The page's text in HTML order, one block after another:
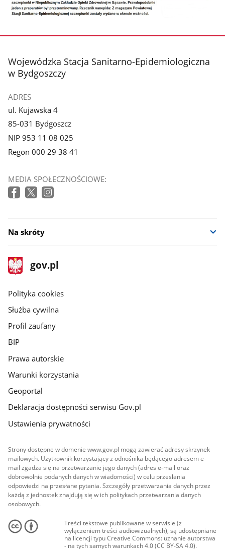
stopka
Wojewódzka Stacja Sanitarno-Epidemiologiczna
w Bydgoszczy
ADRES
ul. Kujawska 4
85-031 Bydgoszcz
NIP 953 11 08 025
Regon 000 29 38 41
MEDIA SPOŁECZNOŚCIOWE:
Na skróty
stopka
gov.pl
Strona
gov.pl
gov.pl
Polityka cookies
Służba cywilna
Profil zaufany
BIP
Prawa autorskie
Warunki korzystania
Geoportal
Deklaracja dostępności serwisu Gov.pl
Ustawienia prywatności
Strony dostępne w domenie www.gov.pl mogą zawierać adresy skrzynek
mailowych. Użytkownik korzystający z odnośnika będącego adresem e-
mail zgadza się na przetwarzanie jego danych (adres e-mail oraz
dobrowolnie podanych danych w wiadomości) w celu przesłania
odpowiedzi na przesłane pytania. Szczegóły przetwarzania danych przez
każdą z jednostek znajdują się w ich politykach przetwarzania danych
osobowych.
Treści tekstowe publikowane w serwisie (z
wyłączeniem treści audiowizualnych), są udostępniane
na licencji typu Creative Commons: uznanie autorstwa
- na tych samych warunkach 4.0 (CC BY-SA 4.0).